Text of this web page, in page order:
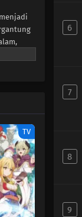
asing ini,
TV
6
7
8
9